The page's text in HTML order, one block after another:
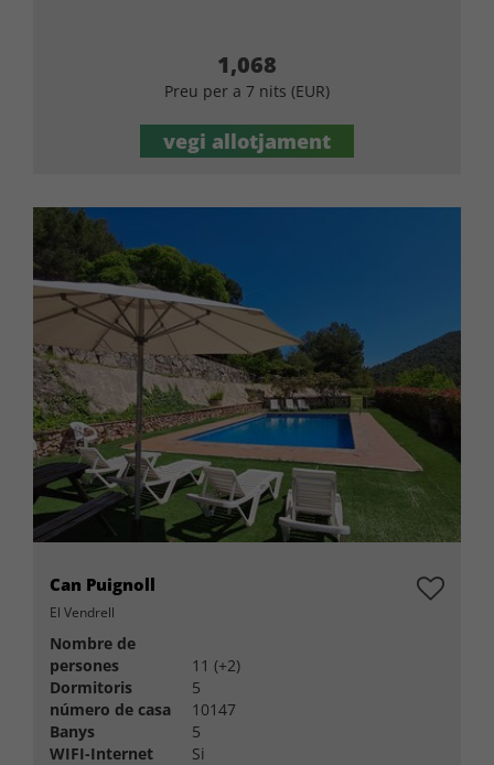
1,068
Preu per a 7 nits (EUR)
vegi allotjament
Can Puignoll
El Vendrell
Nombre de
persones
11 (+2)
Dormitoris
5
número de casa
10147
Banys
5
WIFI-Internet
Si